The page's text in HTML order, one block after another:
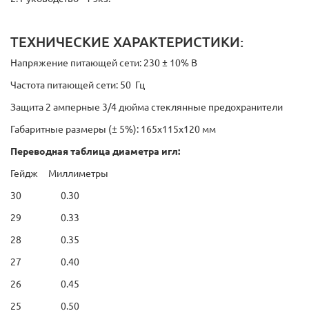
ТЕХНИЧЕСКИЕ ХАРАКТЕРИСТИКИ:
Напряжение питающей сети: 230 ± 10% В
Частота питающей сети: 50 Гц
Защита 2 амперные 3/4 дюйма стеклянные предохранители
Габаритные размеры (± 5%): 165х115х120 мм
Переводная таблица диаметра игл:
Гейдж Миллиметры
30 0.30
29 0.33
28 0.35
27 0.40
26 0.45
25 0.50